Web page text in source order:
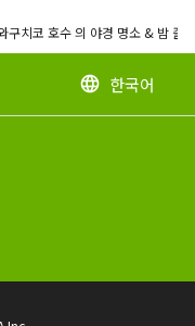
구치코 호수 의 야경 명소 & 밤 즐
language 한국어